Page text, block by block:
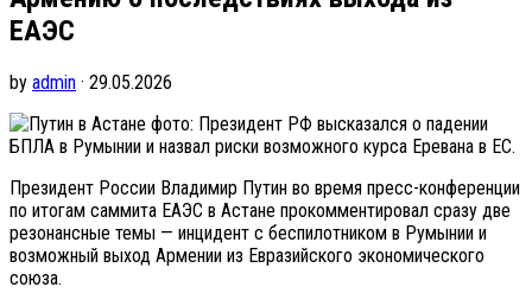
ЕАЭС
by admin · 29.05.2026
фото: Президент РФ высказался о падении
БПЛА в Румынии и назвал риски возможного курса Еревана в ЕС.
Президент России Владимир Путин во время пресс-конференции
по итогам саммита ЕАЭС в Астане прокомментировал сразу две
резонансные темы — инцидент с беспилотником в Румынии и
возможный выход Армении из Евразийского экономического
союза.